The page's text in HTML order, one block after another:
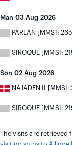
Man 03 Aug 2026
PARLAN [MMSI:
SIROQUE [MMSI:
Søn 02 Aug 2026
NAJADEN II [MMSI:
SIROQUE [MMSI:
The visits are